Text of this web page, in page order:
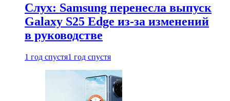
Слух: Samsung перенесла выпуск
Galaxy S25 Edge из-за изменений
в руководстве
1 год спустя1 год спустя